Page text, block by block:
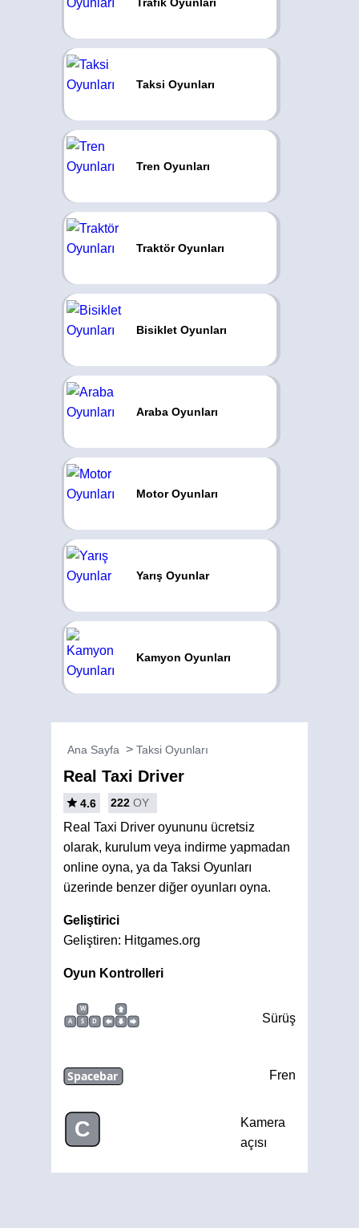
Taksi Oyunları
Tren Oyunları
Traktör Oyunları
Bisiklet Oyunları
Araba Oyunları
Motor Oyunları
Yarış Oyunlar
Kamyon Oyunları
Ana Sayfa Taksi Oyunları
Real Taxi Driver
4.6 222 OY
Real Taxi Driver oyununu ücretsiz
olarak, kurulum veya indirme yapmadan
online oyna, ya da Taksi Oyunları
üzerinde benzer diğer oyunları oyna.
Geliştirici
Geliştiren: Hitgames.org
Oyun Kontrolleri
W
A
S D Sürüş
Spacebar Fren
C
Kamera
açısı